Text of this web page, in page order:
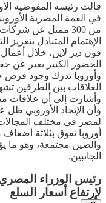
قالت رئيسة المفوضية
في القمة المصرية
من 300 ممثل عن
الإهتمام المتبادل
فون دير لاين، خلال
الحضور الكبير يعبر
وأوروبا تدرك وجود فرص
العلاقات بين الطرفين
وأشارت إلى أن علاقات
وأن الإتحاد الأوروبي ظل
لمصر في مختلف
أوروبا تفوق بثلاثة
والصين مجتمعة، وهو ما
الجانبين.
رئيس الوزراء
لإرتفاع أسعار السلع